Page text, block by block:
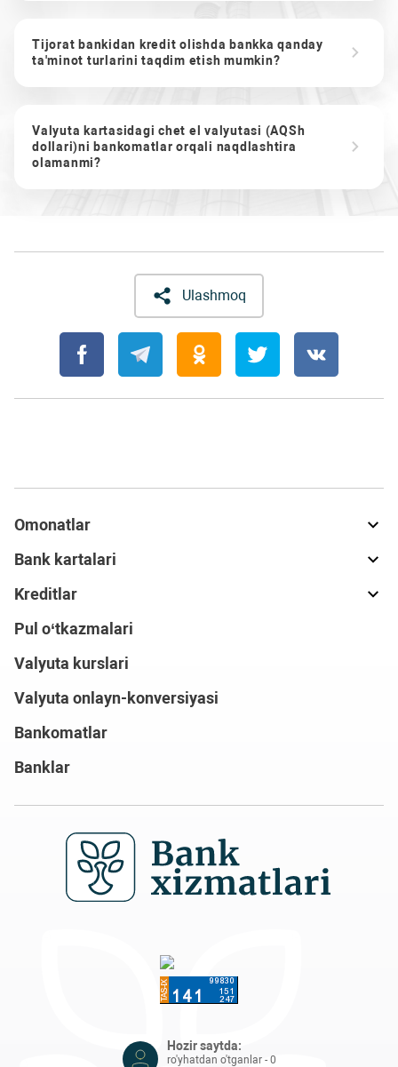
Tijorat bankidan kredit olishda bankka qanday
ta'minot turlarini taqdim etish mumkin?
Valyuta kartasidagi chet el valyutasi (AQSh
dollari)ni bankomatlar orqali naqdlashtira
olamanmi?
Ulashmoq
Omonatlar
Bank kartalari
Kreditlar
Pul o‘tkazmalari
Valyuta kurslari
Valyuta onlayn-konversiyasi
Bankomatlar
Banklar
Hozir saytda:
ro'yhatdan o'tganlar - 0